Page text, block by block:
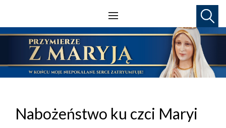
Nabożeństwo ku czci Maryi